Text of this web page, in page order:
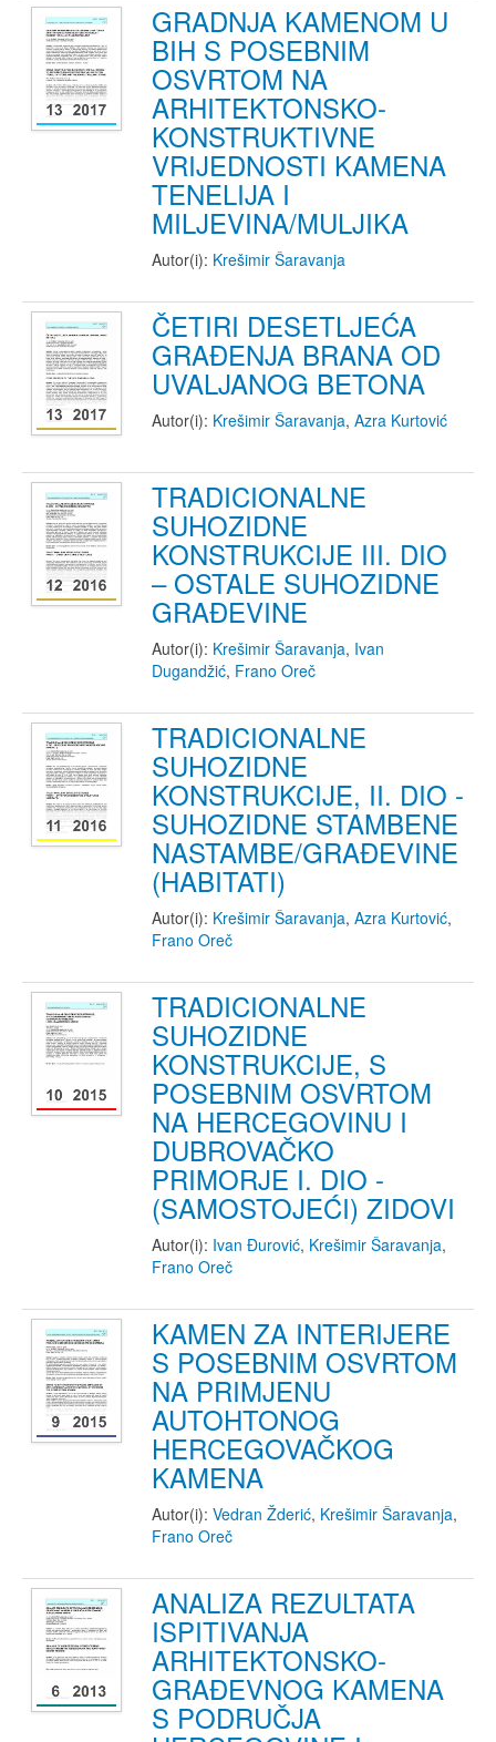
GRADNJA KAMENOM U
BIH S POSEBNIM
OSVRTOM NA
ARHITEKTONSKO-
KONSTRUKTIVNE
VRIJEDNOSTI KAMENA
TENELIJA I
MILJEVINA/MULJIKA
Autor(i): Krešimir Šaravanja
ČETIRI DESETLJEĆA
GRAĐENJA BRANA OD
UVALJANOG BETONA
Autor(i): Krešimir Šaravanja, Azra Kurtović
TRADICIONALNE
SUHOZIDNE
KONSTRUKCIJE III. DIO
– OSTALE SUHOZIDNE
GRAĐEVINE
Autor(i): Krešimir Šaravanja, Ivan
Dugandžić, Frano Oreč
TRADICIONALNE
SUHOZIDNE
KONSTRUKCIJE, II. DIO -
SUHOZIDNE STAMBENE
NASTAMBE/GRAĐEVINE
(HABITATI)
Autor(i): Krešimir Šaravanja, Azra Kurtović,
Frano Oreč
TRADICIONALNE
SUHOZIDNE
KONSTRUKCIJE, S
POSEBNIM OSVRTOM
NA HERCEGOVINU I
DUBROVAČKO
PRIMORJE I. DIO -
(SAMOSTOJEĆI) ZIDOVI
Autor(i): Ivan Đurović, Krešimir Šaravanja,
Frano Oreč
KAMEN ZA INTERIJERE
S POSEBNIM OSVRTOM
NA PRIMJENU
AUTOHTONOG
HERCEGOVAČKOG
KAMENA
Autor(i): Vedran Žderić, Krešimir Šaravanja,
Frano Oreč
ANALIZA REZULTATA
ISPITIVANJA
ARHITEKTONSKO-
GRAĐEVNOG KAMENA
S PODRUČJA